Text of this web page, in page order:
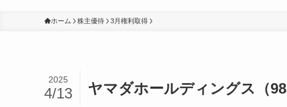
ホーム 株主優待 3月権利取得
ヤマダホールディングス（
2025
4/13